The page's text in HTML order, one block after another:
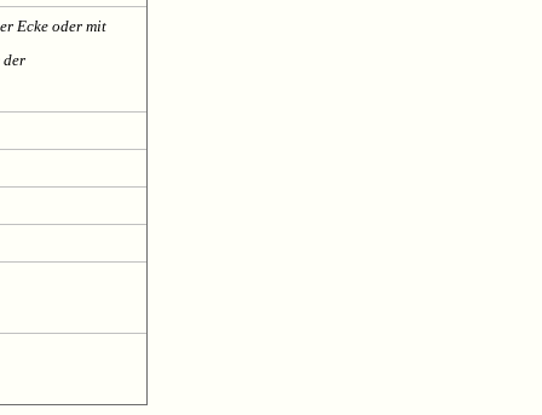
Ecke oder mit
der